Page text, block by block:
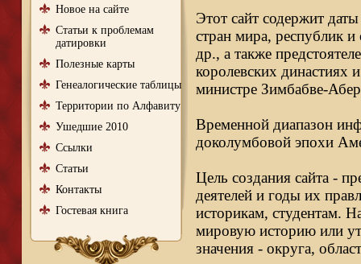
Новое на сайте
Статьи к проблемам
датировки
Полезные карты
Генеалогические таблицы
Территории по Алфавиту
Ушедшие 2010
Ссылки
Статьи
Контакты
Гостевая книга
Этот сайт содержит
стран мира, республик и
др., а также
королевских династиях
министре Зимбабве-
Временной диапазон
доколумбовой эпохи
Цель создания сайта -
деятелей и годы их
историкам, студентам.
мировую историю или
значения - округа,